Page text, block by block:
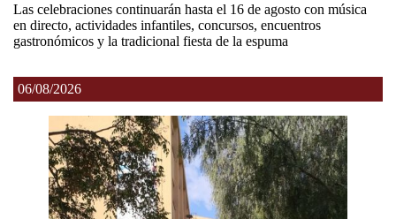
Las celebraciones continuarán hasta el 16 de agosto con música
en directo, actividades infantiles, concursos, encuentros
gastronómicos y la tradicional fiesta de la espuma
06/08/2026